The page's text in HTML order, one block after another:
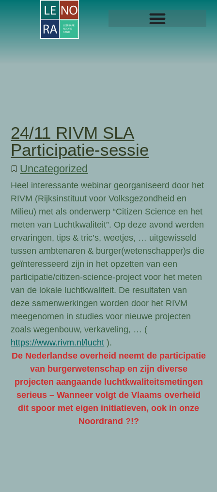
24/11 RIVM SLA
Participatie-sessie
Uncategorized
Heel interessante webinar georganiseerd door het
RIVM (Rijksinstituut voor Volksgezondheid en
Milieu) met als onderwerp “Citizen Science en het
meten van Luchtkwaliteit”. Op deze avond werden
ervaringen, tips & tric’s, weetjes, … uitgewisseld
tussen ambtenaren & burger(wetenschapper)s die
geïnteresseerd zijn in het opzetten van een
participatie/citizen-science-project voor het meten
van de lokale luchtkwaliteit. De resultaten van
deze samenwerkingen worden door het RIVM
meegenomen in studies voor nieuwe projecten
zoals wegenbouw, verkaveling, … (
https://www.rivm.nl/lucht ).
De Nederlandse overheid neemt de participatie
van burgerwetenschap en zijn diverse
projecten aangaande luchtkwaliteitsmetingen
serieus – Wanneer volgt de Vlaams overheid
dit spoor met eigen initiatieven, ook in onze
Noordrand ?!?